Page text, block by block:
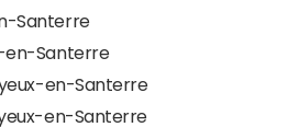
Santerre
en-Santerre
en-Santerre
en-Santerre